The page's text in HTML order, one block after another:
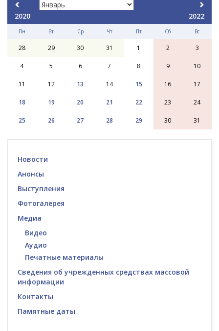
2020 2022
Пн Вт Ср Чт Пт Сб Вс
28 29 30 31 1 2 3
4 5 6 7 8 9 10
11 12 13 14 15 16 17
18 19 20 21 22 23 24
25 26 27 28 29 30 31
Новости
Анонсы
Выступления
Фотогалерея
Медиа
Видео
Аудио
Печатные материалы
Сведения об учрежденных средствах массовой
информации
Контакты
Памятные даты